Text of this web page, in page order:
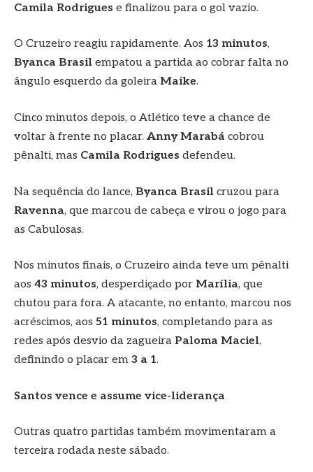
Camila Rodrigues e finalizou para o gol vazio.
O Cruzeiro reagiu rapidamente. Aos 13 minutos,
Byanca Brasil empatou a partida ao cobrar falta no
ângulo esquerdo da goleira Maike.
Cinco minutos depois, o Atlético teve a chance de
voltar à frente no placar. Anny Marabá cobrou
pênalti, mas Camila Rodrigues defendeu.
Na sequência do lance, Byanca Brasil cruzou para
Ravenna, que marcou de cabeça e virou o jogo para
as Cabulosas.
Nos minutos finais, o Cruzeiro ainda teve um pênalti
aos 43 minutos, desperdiçado por Marília, que
chutou para fora. A atacante, no entanto, marcou nos
acréscimos, aos 51 minutos, completando para as
redes após desvio da zagueira Paloma Maciel,
definindo o placar em 3 a 1.
Santos vence e assume vice-liderança
Outras quatro partidas também movimentaram a
terceira rodada neste sábado.